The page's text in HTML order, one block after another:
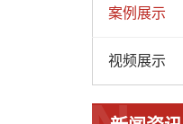
案例展示
视频展示